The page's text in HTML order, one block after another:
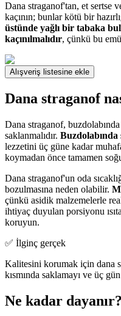
Dana straganof'tan, et sertse
kaçının; bunlar kötü bir
üstünde yağlı bir tabaka
kaçınılmalıdır, çünkü bu
Alışveriş listesine ekle
Dana straganof
Dana straganof,
saklanmalıdır.
lezzetini üç güne kadar
koymadan önce tamamen
Dana straganof'un oda
bozulmasına neden olabilir.
çünkü asidik malzemelerle
ihtiyaç duyulan porsiyonu
koruyun.
✅ İlginç gerçek
Kalitesini korumak için dana
kısmında saklamayı ve üç
Ne kadar dayanır?